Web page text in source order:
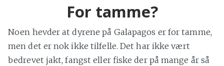
For tamme?
Noen hevder at dyrene på Galapagos er for tamme,
men det er nok ikke tilfelle. Det har ikke vært
bedrevet jakt, fangst eller fiske der på mange år så